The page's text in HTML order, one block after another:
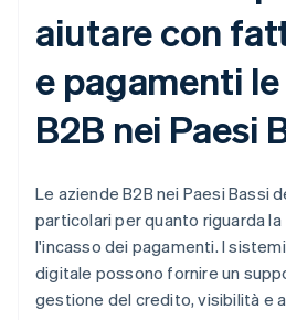
aiutare con
e pagamenti
B2B nei Paesi
Le aziende B2B nei Paesi Bassi
particolari per quanto riguarda
l'incasso dei pagamenti. I
digitale possono fornire un
gestione del credito, visibilità e